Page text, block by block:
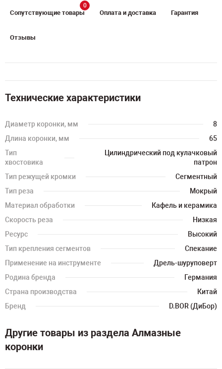
Сопутствующие товары
0
Оплата и доставка Гарантия
Отзывы
Технические характеристики
Диаметр коронки, мм
8
Длина коронки, мм
65
Тип
хвостовика
Цилиндрический под кулачковый
патрон
Тип режущей кромки
Сегментный
Тип реза
Мокрый
Материал обработки
Кафель и керамика
Скорость реза
Низкая
Ресурс
Высокий
Тип крепления сегментов
Спекание
Применение на инструменте
Дрель-шуруповерт
Родина бренда
Германия
Страна производства
Китай
Бренд
D.BOR (ДиБор)
Другие товары из раздела Алмазные
коронки